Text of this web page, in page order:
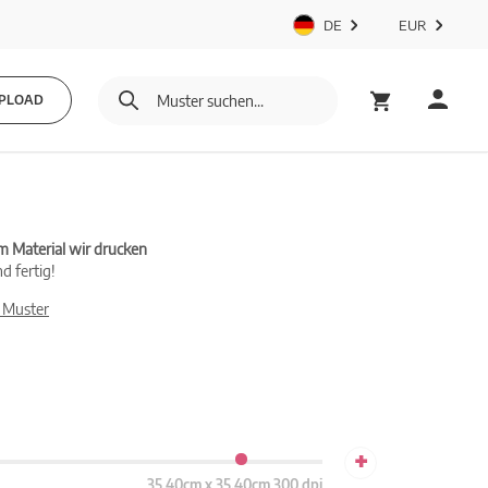
DE EUR
Material wir drucken
fertig!
+